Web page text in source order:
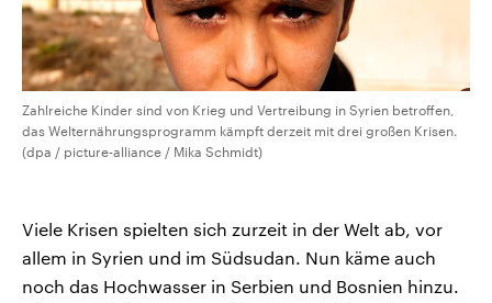
Zahlreiche Kinder sind von Krieg und Vertreibung in Syrien betroffen,
das Welternährungsprogramm kämpft derzeit mit drei großen Krisen.
(dpa / picture-alliance / Mika Schmidt)
Viele Krisen spielten sich zurzeit in der Welt ab, vor
allem in Syrien und im Südsudan. Nun käme auch
noch das Hochwasser in Serbien und Bosnien hinzu.